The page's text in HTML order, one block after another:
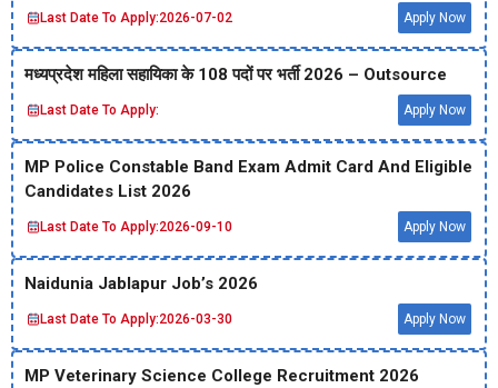
Last Date To Apply:2026-07-02 Apply Now
मध्‍यप्रदेश महिला सहायिका के 108 पदों पर भर्ती 2026 – Outsource
Last Date To Apply: Apply Now
MP Police Constable Band Exam Admit Card And Eligible
Candidates List 2026
Last Date To Apply:2026-09-10 Apply Now
Naidunia Jablapur Job’s 2026
Last Date To Apply:2026-03-30 Apply Now
MP Veterinary Science College Recruitment 2026